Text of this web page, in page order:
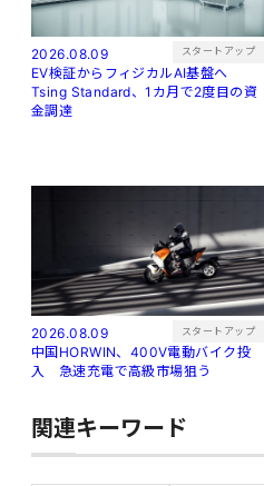
2026.08.09 スタートアップ
EV検証からフィジカルAI基盤へ
Tsing Standard、1カ月で2度目の資
金調達
2026.08.09 スタートアップ
中国HORWIN、400V電動バイク投
入 急速充電で高級市場狙う
関連キーワード